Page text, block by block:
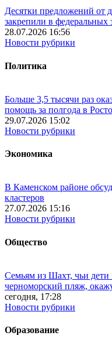
Десятки предложений от
закрепили в федеральных
28.07.2026 16:56
Новости рубрики
Политика
Больше 3,5 тысячи раз
помощь за полгода в
29.07.2026 15:02
Новости рубрики
Экономика
В Каменском районе
кластеров
27.07.2026 15:16
Новости рубрики
Общество
Семьям из Шахт, чьи дети
черноморский пляж,
сегодня, 17:28
Новости рубрики
Образование